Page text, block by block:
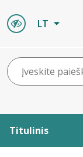
LT
Titulinis